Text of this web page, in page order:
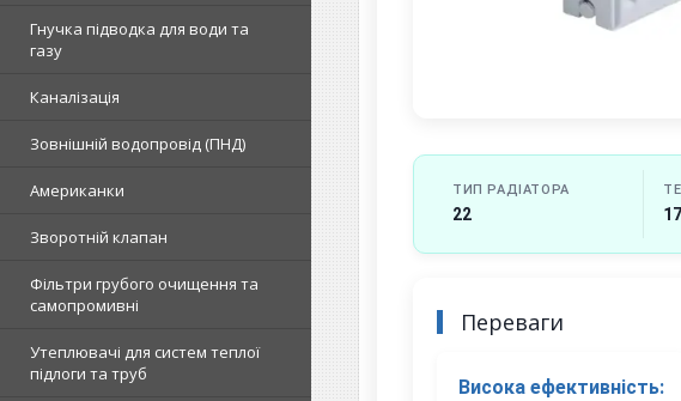
Гнучка підводка для води та
газу
Каналізація
Зовнішній водопровід (ПНД)
Американки
Зворотній клапан
Фільтри грубого очищення та
самопромивні
Утеплювачі для систем теплої
підлоги та труб
ТИП РАДІАТОРА
22
Переваги
Висока ефективність: